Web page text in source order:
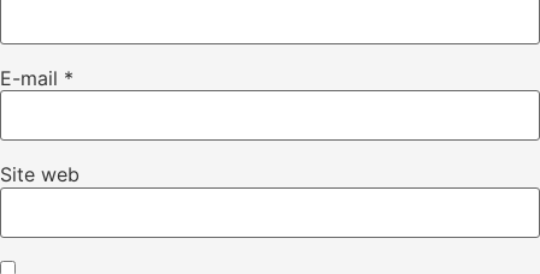
E-mail *
Site web